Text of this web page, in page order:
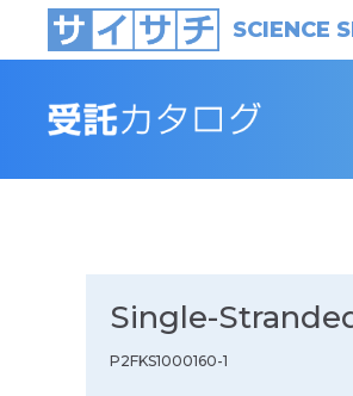
SCIENCE
Single-
P2FKS1000160-1